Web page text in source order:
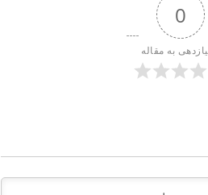
0
به مقاله